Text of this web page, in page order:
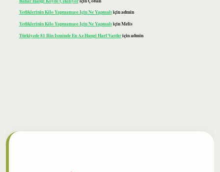
Yediklerinin Kilo Yapmaması Için Ne Yapmalıiçinadmin
Yediklerinin Kilo Yapmaması Için Ne YapmalıiçinMelis
Türkiyede 81 Ilin Isminde En Az Hangi Harf Vardıriçinadmin